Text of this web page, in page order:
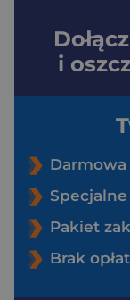
i
Darmowa
Pakiet
Brak